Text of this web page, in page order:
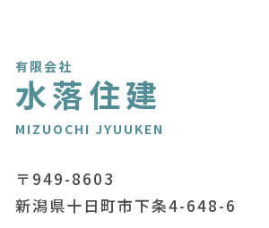
有限会社
水落住建
MIZUOCHI JYUUKEN
〒949-8603
新潟県十日町市下条4-648-6